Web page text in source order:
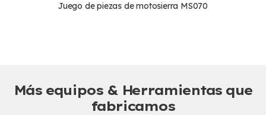
Juego de piezas de motosierra MS070
Más equipos & Herramientas que
fabricamos